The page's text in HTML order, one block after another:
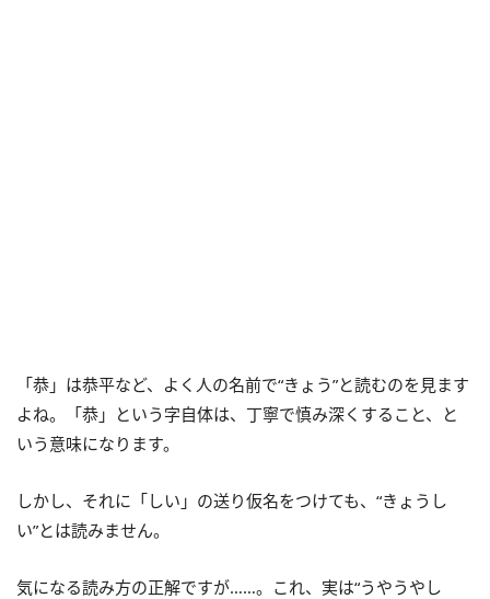
「恭」は恭平など、よく人の名前で“きょう”と読むのを見ます
よね。「恭」という字自体は、丁寧で慎み深くすること、と
いう意味になります。
しかし、それに「しい」の送り仮名をつけても、“きょうし
い”とは読みません。
気になる読み方の正解ですが……。これ、実は“うやうやし